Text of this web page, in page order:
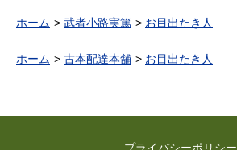
ホーム 武者小路実篤 お目出たき人
ホーム 古本配達本舗 お目出たき人